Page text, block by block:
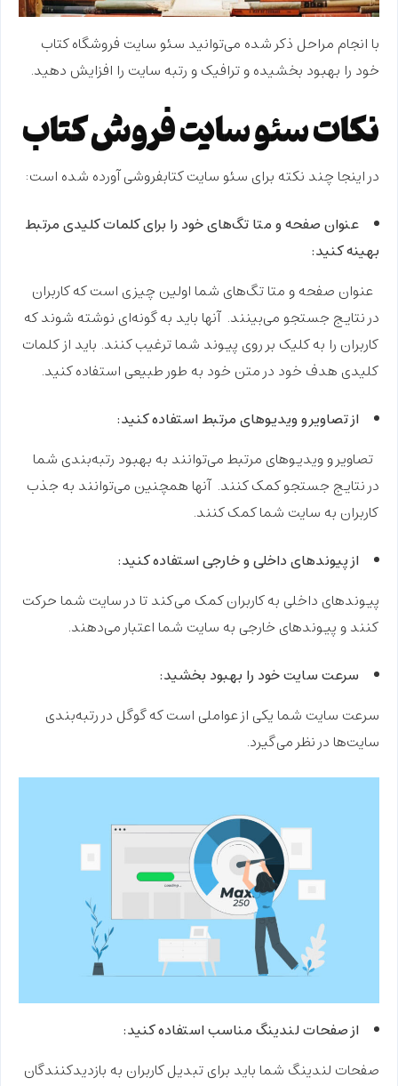
با انجام مراحل ذکر شده می‌توانید سئو سایت فروشگاه کتاب
خود را بهبود بخشیده و ترافیک و رتبه سایت را افزایش دهید.
نکات سئو سایت فروش کتاب
در اینجا چند نکته برای سئو سایت کتابفروشی آورده شده است:
عنوان صفحه و متا تگ‌های خود را برای کلمات کلیدی مرتبط
بهینه کنید:
عنوان صفحه و متا تگ‌های شما اولین چیزی است که کاربران
در نتایج جستجو می‌بینند. آنها باید به گونه‌ای نوشته شوند که
کاربران را به کلیک بر روی پیوند شما ترغیب کنند. باید از کلمات
کلیدی هدف خود در متن خود به طور طبیعی استفاده کنید.
از تصاویر و ویدیوهای مرتبط استفاده کنید:
تصاویر و ویدیوهای مرتبط می‌توانند به بهبود رتبه‌بندی شما
در نتایج جستجو کمک کنند. آنها همچنین می‌توانند به جذب
کاربران به سایت شما کمک کنند.
از پیوندهای داخلی و خارجی استفاده کنید:
پیوندهای داخلی به کاربران کمک می‌کند تا در سایت شما حرکت
کنند و پیوندهای خارجی به سایت شما اعتبار می‌دهند.
سرعت سایت خود را بهبود بخشید:
سرعت سایت شما یکی از عواملی است که گوگل در رتبه‌بندی
سایت‌ها در نظر می‌گیرد.
از صفحات لندینگ مناسب استفاده کنید:
صفحات لندینگ شما باید برای تبدیل کاربران به بازدیدکنندگان